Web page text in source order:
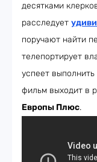
десятками
расследует
поручают найти
телепортирует
успеет
фильм выходит в
Европы Плюс.